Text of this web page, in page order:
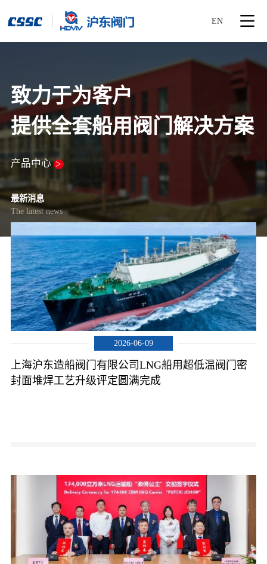
EN
致力于为客户
提供全套船用阀门解决方案
产品中心 >
最新消息
The latest news
2026-06-09
上海沪东造船阀门有限公司LNG船用超低温阀门密
封面堆焊工艺升级评定圆满完成